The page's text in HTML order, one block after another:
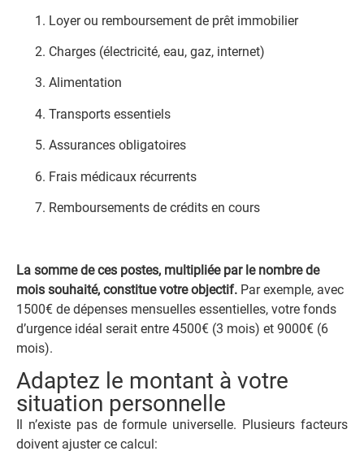
Loyer ou remboursement de prêt immobilier
Charges (électricité, eau, gaz, internet)
Alimentation
Transports essentiels
Assurances obligatoires
Frais médicaux récurrents
Remboursements de crédits en cours
La somme de ces postes, multipliée par le nombre de
mois souhaité, constitue votre objectif. Par exemple, avec
1500€ de dépenses mensuelles essentielles, votre fonds
d’urgence idéal serait entre 4500€ (3 mois) et 9000€ (6
mois).
Adaptez le montant à votre
situation personnelle
Il n’existe pas de formule universelle. Plusieurs facteurs
doivent ajuster ce calcul: